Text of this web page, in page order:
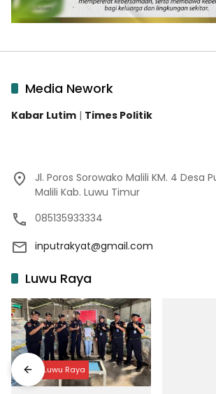
Media Nework
Kabar Lutim | Times Politik
Jl. Poros Sorowako Malili KM. 4 Desa
Malili Kab. Luwu Timur
085135933334
inputrakyat@gmail.com
Luwu Raya
Input Luwu Raya